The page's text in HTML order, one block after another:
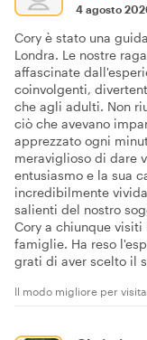
4 agosto
Cory è stato una
Londra. Le nostre
affascinate
coinvolgenti,
che agli adulti. Non
ciò che avevano
apprezzato ogni
meraviglioso di dare
entusiasmo e la sua
incredibilmente
salienti del nostro
Cory a chiunque
famiglie. Ha reso
grati di aver scelto il
Il modo migliore per